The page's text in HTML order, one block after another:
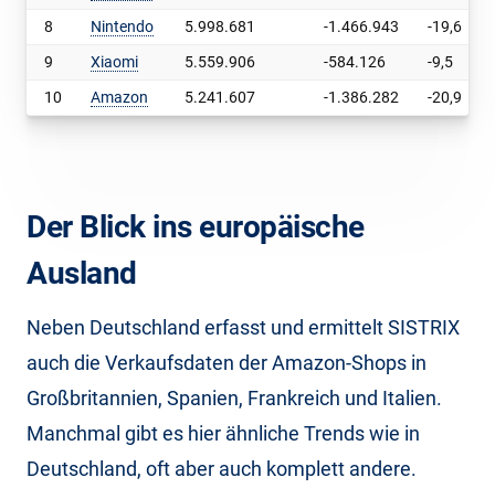
8
Nintendo 5.998.681 -1.466.943
-19,6
9
Xiaomi 5.559.906 -584.126
-9,5
10
Amazon 5.241.607 -1.386.282 -20,9
Der Blick ins europäische
Ausland
Neben Deutschland erfasst und ermittelt SISTRIX
auch die Verkaufsdaten der Amazon-Shops in
Großbritannien, Spanien, Frankreich und Italien.
Manchmal gibt es hier ähnliche Trends wie in
Deutschland, oft aber auch komplett andere.